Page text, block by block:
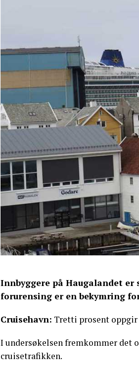
Innbyggere på Haugalandet
forurensing er en bekymring
Cruisehavn: Tretti prosent oppgir
I undersøkelsen fremkommer det
cruisetrafikken.